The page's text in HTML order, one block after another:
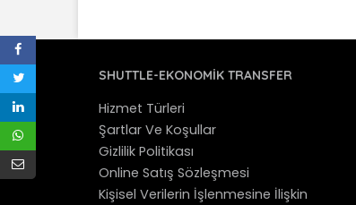
SHUTTLE-EKONOMIK TRANSFER
Hizmet Türleri
Şartlar Ve Koşullar
Gizlilik Politikası
Online Satış Sözleşmesi
Kişisel Verilerin İşlenmesine İlişkin